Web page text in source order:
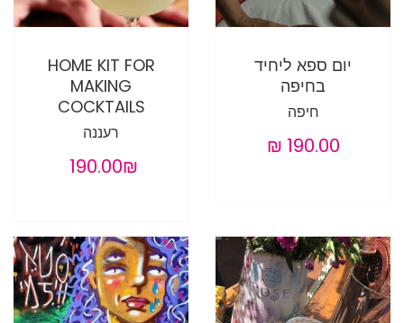
יום ספא ליחיד
בחיפה
חיפה
HOME KIT FOR
MAKING
COCKTAILS
רעננה
‏190.00 ‏₪